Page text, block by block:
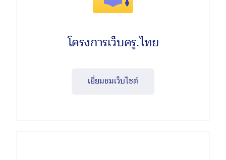
โครงการเว็บครู.ไทย
เยี่ยมชมเว็บไซต์